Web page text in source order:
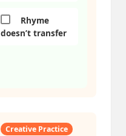
Rhyme
doesn’t transfer
Creative Practice